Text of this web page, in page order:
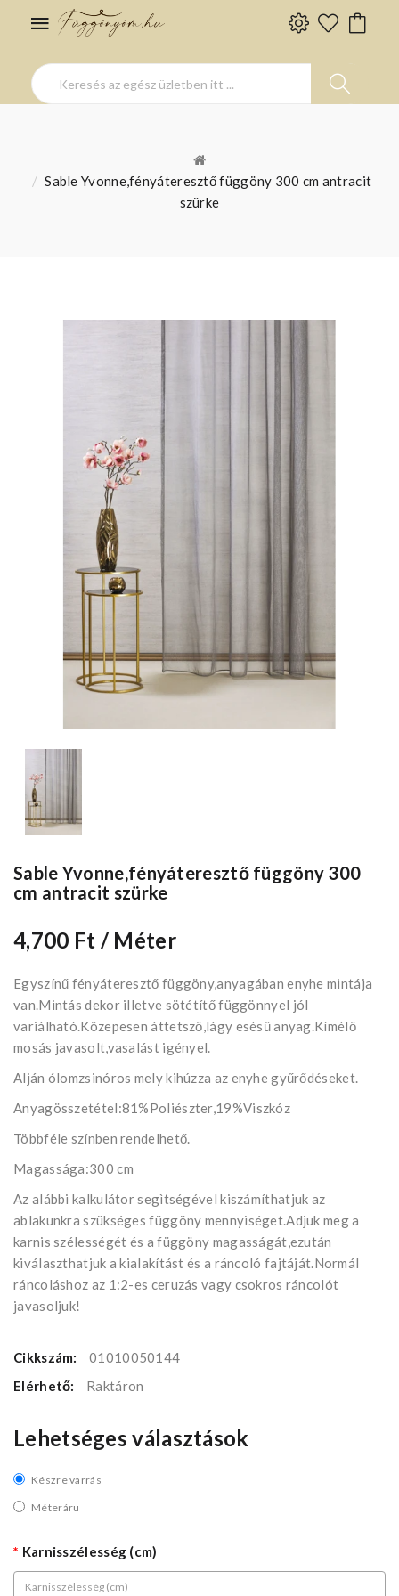
Sable Yvonne,fényáteresztő függöny 300 cm antracit
szürke
Sable Yvonne,fényáteresztő függöny 300
cm antracit szürke
4,700 Ft / Méter
Egyszínű fényáteresztő függöny,anyagában enyhe mintája
van.Mintás dekor illetve sötétítő függönnyel jól
variálható.Közepesen áttetsző,lágy esésű anyag.Kímélő
mosás javasolt,vasalást igényel.
Alján ólomzsinóros mely kihúzza az enyhe gyűrődéseket.
Anyagösszetétel:81%Poliészter,19%Viszkóz
Többféle színben rendelhető.
Magassága:300 cm
Az alábbi kalkulátor segìtségével kiszámíthatjuk az
ablakunkra szükséges függöny mennyiséget.Adjuk meg a
karnis szélességét és a függöny magasságát,ezután
kiválaszthatjuk a kialakítást és a ráncoló fajtáját.Normál
ráncoláshoz az 1:2-es ceruzás vagy csokros ráncolót
javasoljuk!
Cikkszám:
01010050144
Elérhető:
Raktáron
Lehetséges választások
Készre varrás
Méteráru
Karnisszélesség (cm)